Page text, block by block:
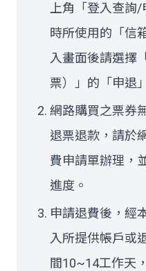
上角「登入查詢
時所使用的「信
入畫面後請選擇
票）」的「申退
網路購買之票券
退票退款，請於
費申請單辦理，
進度。
申請退費後，經
入所提供帳戶或
間10~14工作天